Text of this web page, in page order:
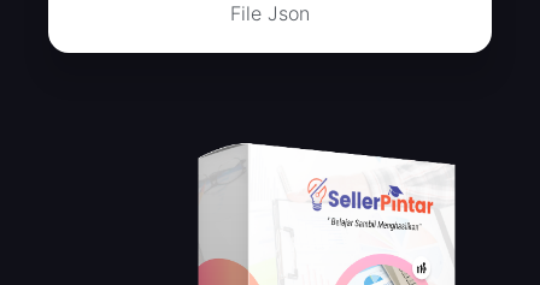
File Json